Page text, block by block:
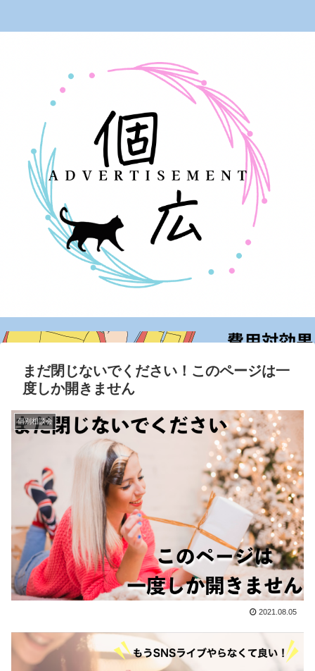
まだ閉じないでください！このページは一
度しか開きません
個別相談会
2021.08.05